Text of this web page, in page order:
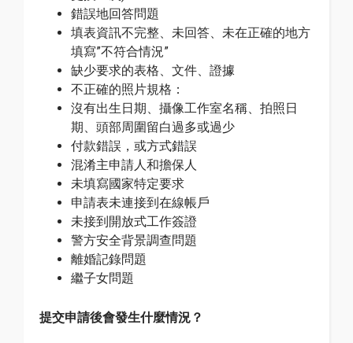
錯誤地回答問題
填表資訊不完整、未回答、未在正確的地方
填寫”不符合情況”
缺少要求的表格、文件、證據
不正確的照片規格：
沒有出生日期、攝像工作室名稱、拍照日
期、頭部周圍留白過多或過少
付款錯誤，或方式錯誤
混淆主申請人和擔保人
未填寫國家特定要求
申請表未連接到在線帳戶
未接到開放式工作簽證
警方安全背景調查問題
離婚記錄問題
繼子女問題
提交申請後會發生什麼情況？